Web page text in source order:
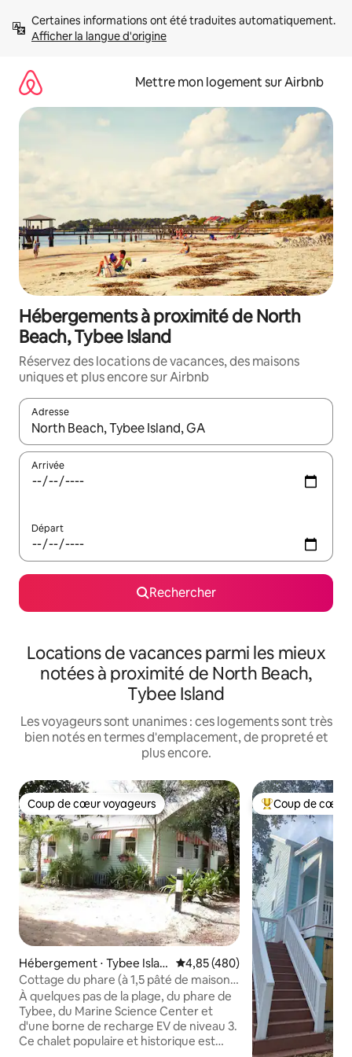
directement
Afficher la langue d'origine
Mettre mon logement sur Airbnb
Hébergements à proximité de North
Beach, Tybee Island
Réservez des locations de vacances, des maisons
uniques et plus encore sur Airbnb
Adresse
Lorsque les résultats s'affichent, utilisez les flèches vers le
Arrivée
Départ
Rechercher
Locations de vacances parmi les mieux
notées à proximité de North Beach,
Tybee Island
Les voyageurs sont unanimes : ces logements sont très
bien notés en termes d'emplacement, de propreté et
plus encore.
Coup de cœur voyageurs
Coup de cœur voyageurs
Hébergement ⋅ Tybee Islan
d
Évaluation moyenne sur la
4,85 (480)
Cottage du phare (à 1,5 pâté de maisons
de North Beach)
À quelques pas de la plage, du phare de
Tybee, du Marine Science Center et
d'une borne de recharge EV de niveau 3.
Ce chalet populaire et historique est
Coups de cœur
Coup de cœur